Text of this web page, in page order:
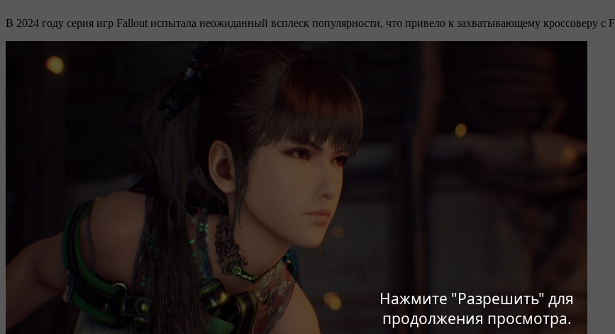
Нажмите "Разрешить" для
продолжения просмотра.
В 2024 году серия игр Fallout испытала неожиданный всплеск популярности, что привело к захватывающему кроссоверу с